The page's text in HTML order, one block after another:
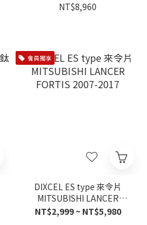
NT$8,960
會員獨享
DIXCEL ES type 來令片
MITSUBISHI LANCER
FORTIS 2007-2017
NT$2,999 ~ NT$5,980